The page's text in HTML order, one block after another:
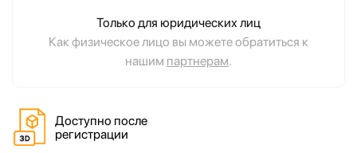
Только для юридических лиц
Как физическое лицо вы можете обратиться к
нашим партнерам.
Доступно после
регистрации